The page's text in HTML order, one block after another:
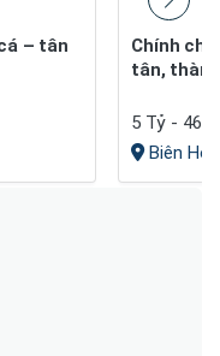
Chính chủ bán đất thổ cư phường phước
tân,
5 Tỷ - 465
Biên